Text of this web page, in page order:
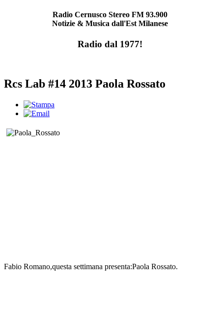
Radio Cernusco Stereo FM 93.900
Notizie & Musica dall'Est Milanese
Radio dal 1977!
Rcs Lab #14 2013 Paola Rossato
Fabio Romano,questa settimana presenta:Paola Rossato.